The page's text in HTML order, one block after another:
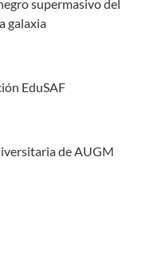
supermasivo del
galaxia
EduSAF
de AUGM